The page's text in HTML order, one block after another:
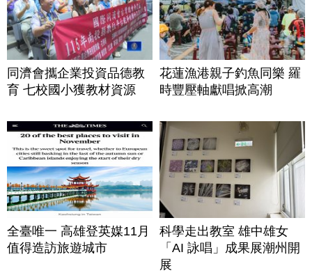
同濟會攜企業投資品德教
育 七校國小獲教材資源
花蓮漁港親子釣魚同樂 羅
時豐壓軸獻唱掀高潮
全臺唯一 高雄登英媒11月
值得造訪旅遊城市
科學走出教室 雄中雄女
「AI 詠唱」成果展潮州開
展